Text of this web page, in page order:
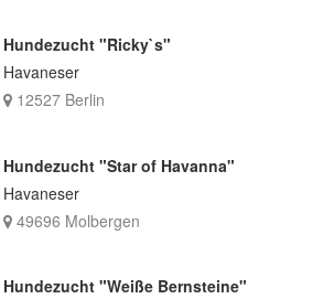
Hundezucht "Ricky`s"
Havaneser
12527 Berlin
Hundezucht "Star of Havanna"
Havaneser
49696 Molbergen
Hundezucht "Weiße Bernsteine"